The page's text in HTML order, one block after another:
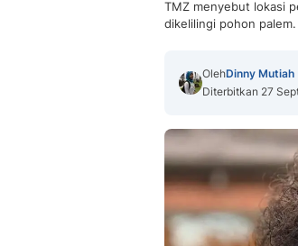
TMZ menyebut lokasi
dikelilingi pohon palem.
OlehDinny Mutiah
Diterbitkan 27